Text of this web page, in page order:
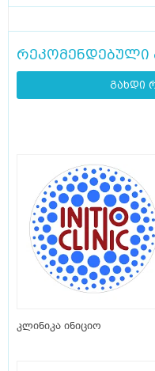
რეკომენდებული
გახდი
კლინიკა ინიციო